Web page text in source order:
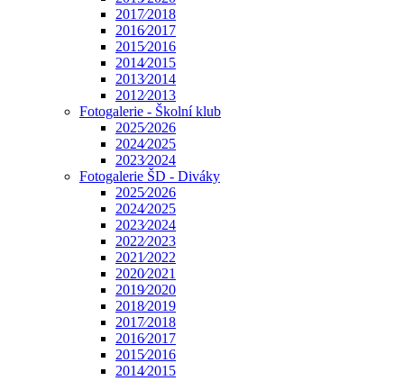
2017⁄2018
2016⁄2017
2015⁄2016
2014⁄2015
2013⁄2014
2012⁄2013
Fotogalerie - Školní klub
2025⁄2026
2024⁄2025
2023⁄2024
Fotogalerie ŠD - Diváky
2025⁄2026
2024⁄2025
2023⁄2024
2022⁄2023
2021⁄2022
2020⁄2021
2019⁄2020
2018⁄2019
2017⁄2018
2016⁄2017
2015⁄2016
2014⁄2015